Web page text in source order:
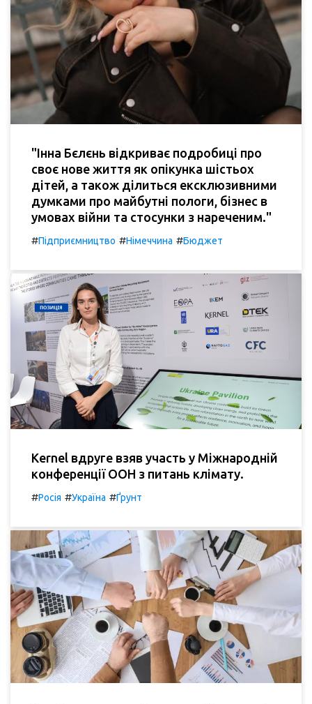
"Інна Бєлєнь відкриває подробиці про
своє нове життя як опікунка шістьох
дітей, а також ділиться ексклюзивними
думками про майбутні пологи, бізнес в
умовах війни та стосунки з нареченим."
#Підприємництво #Німеччина #Бюджет
Kernel вдруге взяв участь у Міжнародній
конференції ООН з питань клімату.
#Росія #Україна #Ґрунт